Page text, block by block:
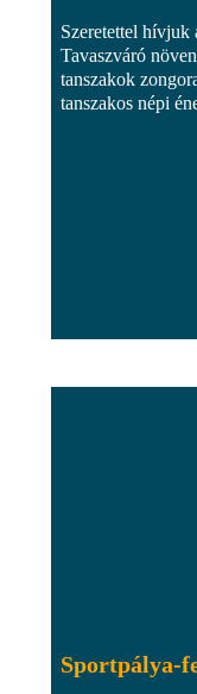
Szeretettel hívjuk
Tavaszváró
tanszakok
tanszakos népi
Sportpálya-